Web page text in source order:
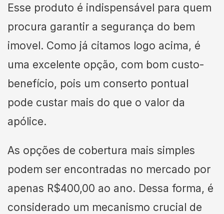
Esse produto é indispensável para quem
procura garantir a segurança do bem
imovel. Como já citamos logo acima, é
uma excelente opção, com bom custo-
benefício, pois um conserto pontual
pode custar mais do que o valor da
apólice.
As opções de cobertura mais simples
podem ser encontradas no mercado por
apenas R$400,00 ao ano. Dessa forma, é
considerado um mecanismo crucial de